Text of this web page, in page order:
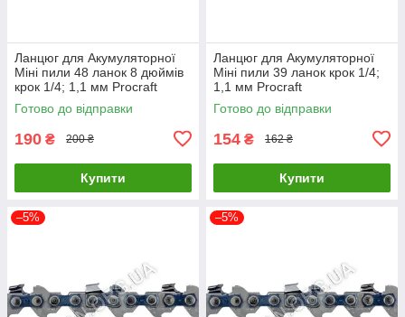
Ланцюг для Акумуляторної
Міні пили 48 ланок 8 дюймів
крок 1/4; 1,1 мм Procraft
Готово до відправки
190 ₴ 200 ₴
Купити
Ланцюг для Акумуляторної
Міні пили 39 ланок крок 1/4;
1,1 мм Procraft
Готово до відправки
154 ₴ 162 ₴
Купити
–5% –5%